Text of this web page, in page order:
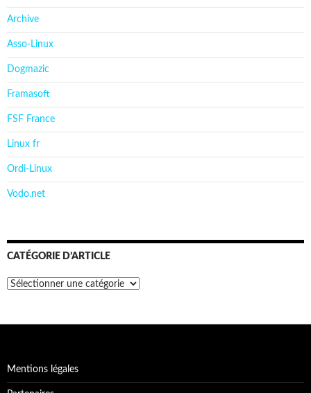
Archive
Asso-Linux
Dogmazic
Framasoft
FSF France
Linux fr
Ordi-Linux
Vodo.net
CATÉGORIE D’ARTICLE
Catégorie
Mentions légales